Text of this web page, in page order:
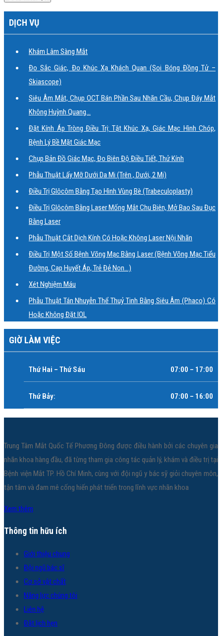
DỊCH VỤ
Khám Lâm Sàng Mắt
Đo Sắc Giác, Đo Khúc Xạ Khách Quan (soi Bóng Đồng Tử –
Skiascope)
Siêu Âm Mắt, Chụp OCT Bán Phần Sau Nhãn Cầu, Chụp Đáy Mắt
Không Huỳnh Quang…
Đặt Kính Áp Tròng Điều Trị: Tật Khúc Xạ, Giác Mạc Hình Chóp,
Bệnh Lý Bề Mặt Giác Mạc
Chụp Bản Đồ Giác Mạc, Đo Biên Độ Điều Tiết, Thử Kính
Phẫu Thuật Lấy Mỡ Dưới Da Mi (trên , Dưới, 2 Mi)
Điều Trị Glôcôm Bằng Tạo Hình Vùng Bè (Trabeculoplasty)
Điều Trị Glôcôm Bằng Laser Mống Mắt Chu Biên, Mở Bao Sau Đục
Bằng Laser
Phẫu Thuật Cắt Dịch Kính Có Hoặc Không Laser Nội Nhãn
Điều Trị Một Số Bệnh Võng Mạc Bằng Laser (bệnh Võng Mạc Tiểu
Đường, Cap Huyết Áp, Trẻ Đẻ Non…)
Xét Nghiệm Máu
Phẫu Thuật Tán Nhuyễn Thể Thuỷ Tinh Bằng Siêu Âm (Phaco) Có
Hoặc Không Đặt IOL
GIỜ LÀM VIỆC
Thứ Hai – Thứ Sáu 07:00 – 17:00
Thứ Bảy: 07:00 – 16:00
Trung Tâm Mắt Quốc Tế Phương Đông được điều hành bởi các chuyên gia
nhãn khoa hàng đầu, đã từng tham gia công tác quản lý, khám và điều trị tại
Bệnh viện Mắt TP. Hồ Chí Minh, cùng với đội ngũ y bác sỹ giỏi chuyên môn,
tận tâm và đam mê cống hiến phát triển trong lĩnh vực nhãn khoa
Xem thêm
Thông tin hữu ích
Giới thiệu chung
Đội ngũ bác sĩ
Cơ sở vật chất
Năng lực chúng tôi
Liên hệ
Đặt lịch hẹn